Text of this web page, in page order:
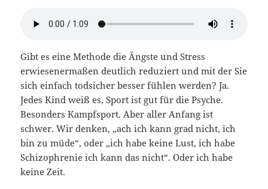
Gibt es eine Methode die Ängste und Stress
erwiesenermaßen deutlich reduziert und mit der Sie
sich einfach todsicher besser fühlen werden? Ja.
Jedes Kind weiß es, Sport ist gut für die Psyche.
Besonders Kampfsport. Aber aller Anfang ist
schwer. Wir denken, „ach ich kann grad nicht, ich
bin zu müde“, oder „ich habe keine Lust, ich habe
Schizophrenie ich kann das nicht“. Oder ich habe
keine Zeit.